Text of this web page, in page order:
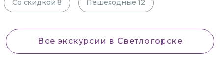
Со скидкой 8 Пешеходные 12
Все экскурсии в Светлогорске